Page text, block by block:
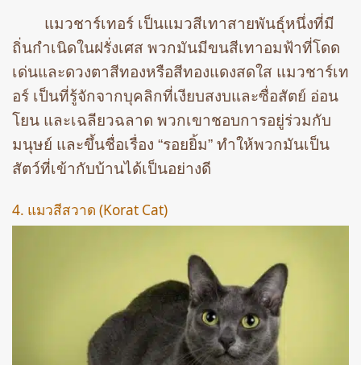
แมวชาร์เทอร์ เป็นแมวสีเทาสายพันธุ์หนึ่งที่มี
ถิ่นกำเนิดในฝรั่งเศส พวกมันมีขนสีเทาอมฟ้าที่โดด
เด่นและดวงตาสีทองหรือสีทองแดงสดใส แมวชาร์เท
อร์ เป็นที่รู้จักจากบุคลิกที่เงียบสงบและซื่อสัตย์ อ่อน
โยน และเฉลียวฉลาด พวกเขาชอบการอยู่ร่วมกับ
มนุษย์ และขึ้นชื่อเรื่อง “รอยยิ้ม” ทำให้พวกมันเป็น
สัตว์ที่เข้ากับบ้านได้เป็นอย่างดี
4. แมวสีสวาด (Korat Cat)